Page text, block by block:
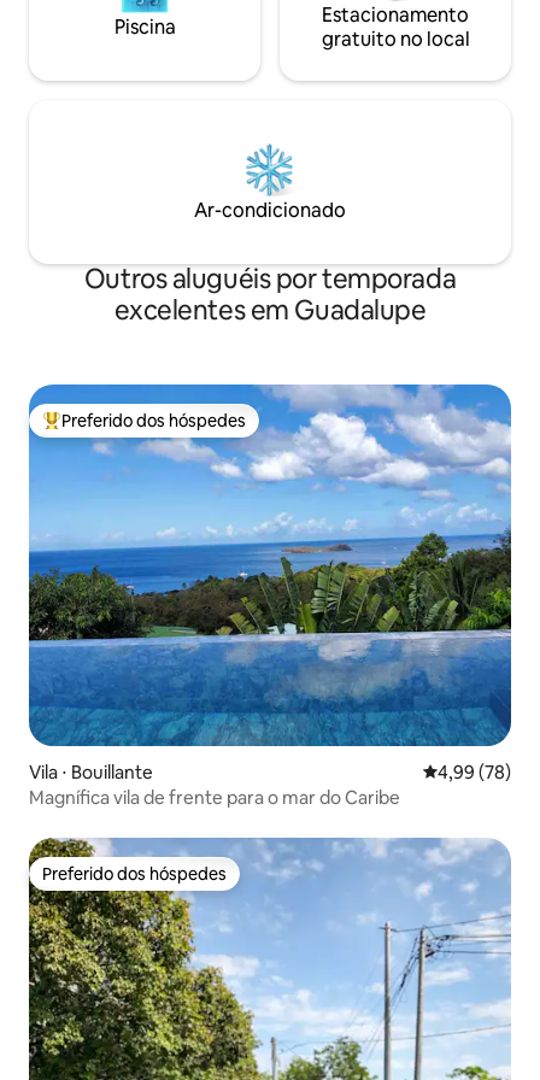
Piscina
Estacionamento
gratuito no local
Ar-condicionado
Outros aluguéis por temporada
excelentes em Guadalupe
Entre os melhores preferidos dos hóspedes
Preferido dos hóspedes
Vila ⋅ Bouillante 4,99 de uma
4,99 (78)
Magnífica vila de frente para o mar do Caribe
Preferido dos hóspedes
Preferido dos hóspedes